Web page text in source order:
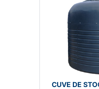
CUVE DE